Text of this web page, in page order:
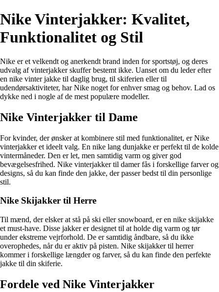
Nike Vinterjakker: Kvalitet,
Funktionalitet og Stil
Nike er et velkendt og anerkendt brand inden for sportstøj, og deres
udvalg af vinterjakker skuffer bestemt ikke. Uanset om du leder efter
en nike vinter jakke til daglig brug, til skiferien eller til
udendørsaktiviteter, har Nike noget for enhver smag og behov. Lad os
dykke ned i nogle af de mest populære modeller.
Nike Vinterjakker til Dame
For kvinder, der ønsker at kombinere stil med funktionalitet, er Nike
vinterjakker et ideelt valg. En nike lang dunjakke er perfekt til de kolde
vintermåneder. Den er let, men samtidig varm og giver god
bevægelsesfrihed. Nike vinterjakker til damer fås i forskellige farver og
designs, så du kan finde den jakke, der passer bedst til din personlige
stil.
Nike Skijakker til Herre
Til mænd, der elsker at stå på ski eller snowboard, er en nike skijakke
et must-have. Disse jakker er designet til at holde dig varm og tør
under ekstreme vejrforhold. De er samtidig åndbare, så du ikke
overophedes, når du er aktiv på pisten. Nike skijakker til herrer
kommer i forskellige længder og farver, så du kan finde den perfekte
jakke til din skiferie.
Fordele ved Nike Vinterjakker